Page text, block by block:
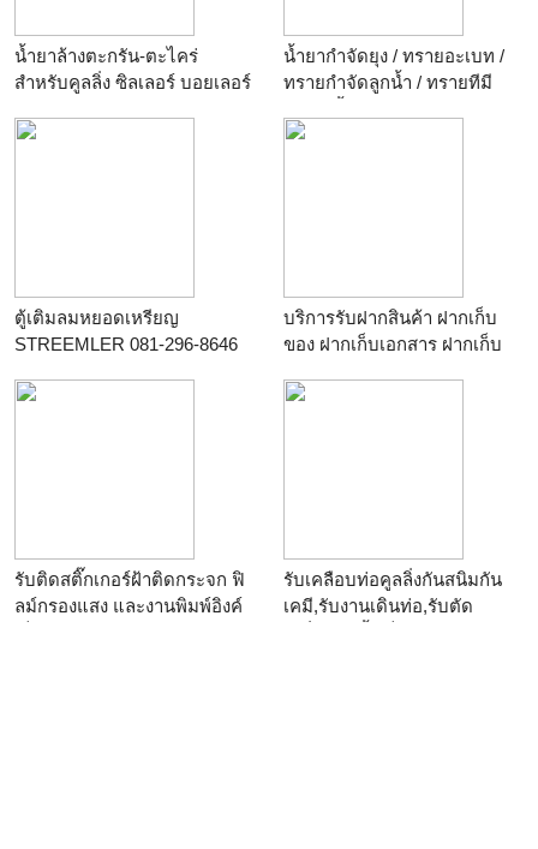
น้ำยาล้างตะกรัน-ตะไคร่
สำหรับคูลลิ่ง ซิลเลอร์ บอยเลอร์
น้ำยากำจัดยุง / ทรายอะเบท /
ทรายกำจัดลูกน้ำ / ทรายทีมี
ติดต่อ 086-519-3144
ตู้เติมลมหยอดเหรียญ
STREEMLER 081-296-8646
บริการรับฝากสินค้า ฝากเก็บ
ของ ฝากเก็บเอกสาร ฝากเก็บ
คอนเทนเนอร์เก็บสินค้า
รับติดสติ๊กเกอร์ฝ้าติดกระจก ฟิ
ลม์กรองแสง และงานพิมพ์อิงค์
รับเคลือบท่อคูลลิ่งกันสนิมกัน
เคมี,รับงานเดินท่อ,รับตัด